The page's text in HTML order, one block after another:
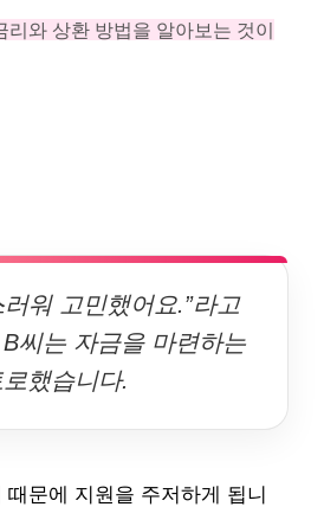
리와 상환 방법을 알아보는 것이
워 고민했어요.”라고
씨는 자금을 마련하는
했습니다.
문에 지원을 주저하게 됩니